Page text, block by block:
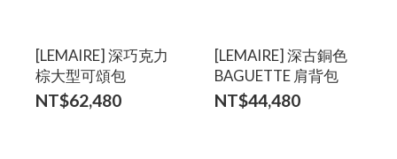
[LEMAIRE] 深巧克力
棕大型可頌包
NT$62,480
[LEMAIRE] 深古銅色
BAGUETTE 肩背包
NT$44,480